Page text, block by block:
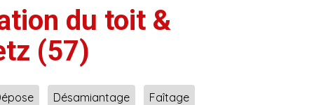
du toit &
(57)
Désamiantage Faîtage